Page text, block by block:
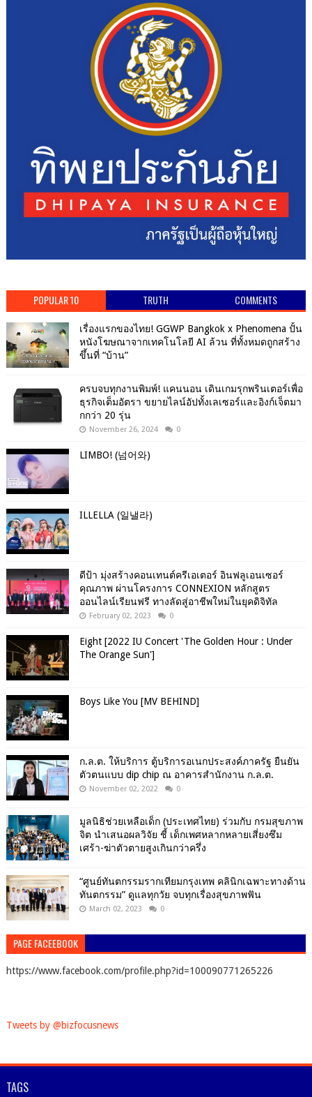
POPULAR 10 TRUTH COMMENTS
เรื่องแรกของไทย! GGWP Bangkok x Phenomena ปั้น
หนังโฆษณาจากเทคโนโลยี AI ล้วน ที่ทั้งหมดถูกสร้าง
ขึ้นที่ “บ้าน”
ครบจบทุกงานพิมพ์! แคนนอน เดินเกมรุกพรินเตอร์เพื่อ
ธุรกิจเต็มอัตรา ขยายไลน์อัปทั้งเลเซอร์และอิงก์เจ็ตมา
กกว่า 20 รุ่น
November 26, 2024 0
LIMBO! (넘어와)
ILLELLA (일낼라)
ดีป้า มุ่งสร้างคอนเทนต์ครีเอเตอร์ อินฟลูเอนเซอร์
คุณภาพ ผ่านโครงการ CONNEXION หลักสูตร
ออนไลน์เรียนฟรี ทางลัดสู่อาชีพใหม่ในยุคดิจิทัล
February 02, 2023 0
Eight [2022 IU Concert 'The Golden Hour : Under
The Orange Sun']
Boys Like You [MV BEHIND]
ก.ล.ต. ให้บริการ ตู้บริการอเนกประสงค์ภาครัฐ ยืนยัน
ตัวตนแบบ dip chip ณ อาคารสำนักงาน ก.ล.ต.
November 02, 2022 0
มูลนิธิช่วยเหลือเด็ก (ประเทศไทย) ร่วมกับ กรมสุขภาพ
จิต นำเสนอผลวิจัย ชี้ เด็กเพศหลากหลายเสี่ยงซึม
เศร้า-ฆ่าตัวตายสูงเกินกว่าครึ่ง
“ศูนย์ทันตกรรมรากเทียมกรุงเทพ คลินิกเฉพาะทางด้าน
ทันตกรรม” ดูแลทุกวัย จบทุกเรื่องสุขภาพฟัน
March 02, 2023 0
PAGE FACEEBOOK
https://www.facebook.com/profile.php?id=100090771265226
Tweets by @bizfocusnews
TAGS